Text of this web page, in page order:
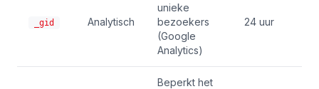
_gid Analytisch
unieke
bezoekers
(Google
Analytics)
24 uur
Beperkt het